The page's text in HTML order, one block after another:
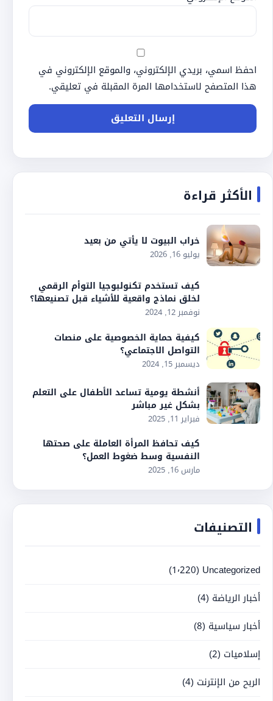
احفظ اسمي، بريدي الإلكتروني، والموقع الإلكتروني في
هذا المتصفح لاستخدامها المرة المقبلة في تعليقي.
الأكثر قراءة
خراب البيوت لا يأتي من بعيد
يوليو 16, 2026
كيف تستخدم تكنولبوجيا التوأم الرقمي
لخلق نماذج واقعية للأشياء قبل تصنيعها؟
نوفمبر 12, 2024
كيفية حماية الخصوصية على منصات
التواصل الاجتماعي؟
ديسمبر 15, 2024
أنشطة يومية تساعد الأطفال على التعلم
بشكل غير مباشر
فبراير 11, 2025
كيف تحافظ المرأة العاملة على صحتها
النفسية وسط ضغوط العمل؟
مارس 16, 2025
التصنيفات
Uncategorized (1٬220)
أخبار الرياضة (4)
أخبار سياسية (8)
إسلاميات (2)
الربح من الإنترنت (4)